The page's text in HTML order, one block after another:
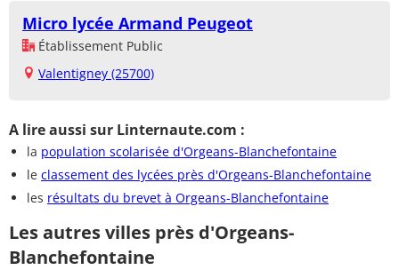
Micro lycée Armand Peugeot
Établissement Public
Valentigney (25700)
A lire aussi sur Linternaute.com :
la population scolarisée d'Orgeans-Blanchefontaine
le classement des lycées près d'Orgeans-Blanchefontaine
les résultats du brevet à Orgeans-Blanchefontaine
Les autres villes près d'Orgeans-
Blanchefontaine